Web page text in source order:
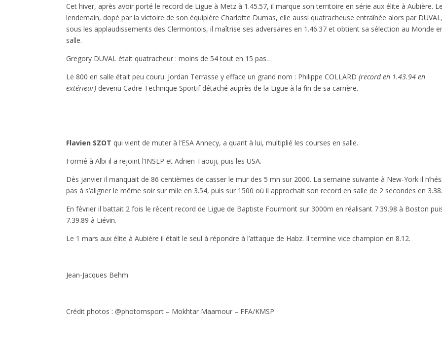
Cet hiver, après avoir porté le record de Ligue à Metz à 1.45.57, il marque son territoire en série aux élite à Aubière. Le
lendemain, dopé par la victoire de son équipière Charlotte Dumas, elle aussi quatracheuse entraînée alors par DUVAL,
sous les applaudissements des Clermontois, il maîtrise ses adversaires en 1.46.37 et obtient sa sélection au Monde
salle.
Gregory DUVAL était quatracheur : moins de 54 tout en 15 pas…
Le 800 en salle était peu couru. Jordan Terrasse y efface un grand nom : Philippe COLLARD (record en 1.43.94 en
extérieur) devenu Cadre Technique Sportif détaché auprès de la Ligue à la fin de sa carrière.
Flavien SZOTqui vient de muter à l’ESA Annecy, a quant à lui, multiplié les courses en salle.
Formé à Albi il a rejoint l’INSEP et Adrien Taouji, puis les USA.
Dès janvier il manquait de 86 centièmes de casser le mur des 5 mn sur 2000. La semaine suivante à New-York il
pas à s’aligner le même soir sur mile en 3.54, puis sur 1500 où il approchait son record en salle de 2 secondes en
En février il battait 2 fois le récent record de Ligue de Baptiste Fourmont sur 3000m en réalisant 7.39.98 à Boston
7.39.89 à Liévin.
Le 1 mars aux élite à Aubière il était le seul à répondre à l’attaque de Habz. Il termine vice champion en 8.12.
Jean-Jacques Behm
Crédit photos : @photomsport – Mokhtar Maamour – FFA/KMSP